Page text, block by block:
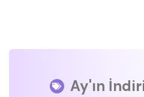
Ay'ın